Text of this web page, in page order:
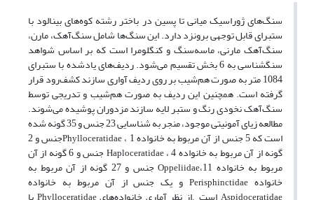
سنگ‌های ژوراسیک میانی تا پسین در باختر رشته کوه‌های بینالود با
ستبرای قابل توجهی برونزد دارد. این سنگ‌ها شامل سنگ‌آهک، مارن،
سنگ‌آهک مارنی، ماسه‌سنگ و کنگلومرا است که بر اساس شواهد
سنگ­شناسی به 6 بخش تقسیم می‌شود. ردیف‌های یادشده با ستبرای
1084 متر به صورت هم‌شیب بر روی ردیف آواری سازند کشف‌رود قرار
گرفته است. همچنین این ردیف به صورت هم‌شیب و تدریجی توسط
سنگ‌آهک نخودی رنگ و ستبر لایه سازند مزدوران پوشیده می‌شوند.
مطالعه زیای آمونیتی موجود، منجر به شناسایی 23 جنس و 35 گونه شده
است که 5 جنس از آن مربوط به خانواده Phylloceratidae ، 1جنس و 2
گونه از آن مربوط به خانواده Haploceratidae ، 4 جنس و 6 گونه از آن
مربوط به خانواده Oppeliidae ،11 جنس و 27 گونه از آن مربوط به
خانواده Perisphinctidaeو یک جنس از آن مربوط به خانواده
Aspidoceratidae
.
Phylloceratidae